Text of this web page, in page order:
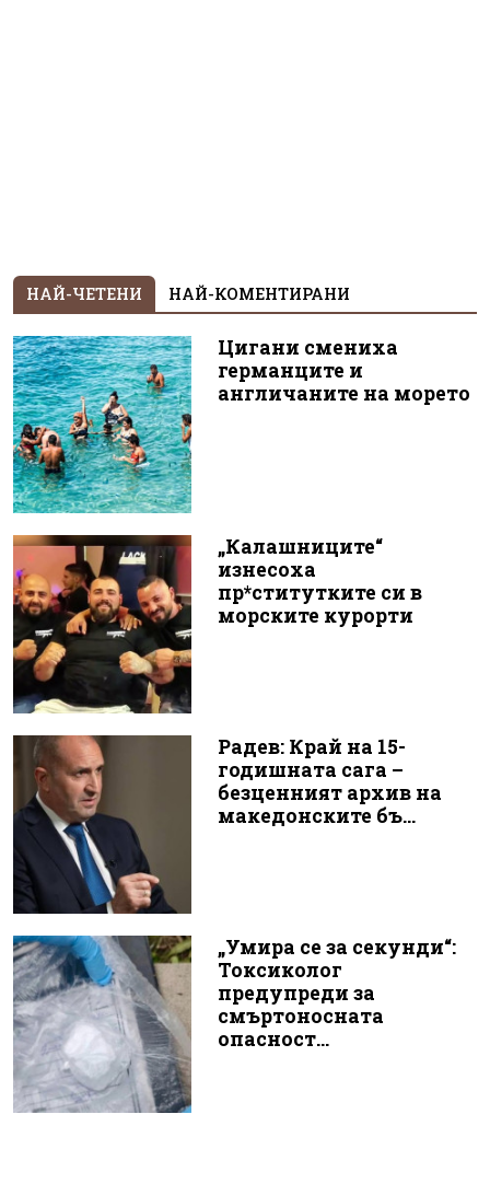
НАЙ-ЧЕТЕНИ НАЙ-КОМЕНТИРАНИ
Цигани смениха
германците и
англичаните на морето
„Калашниците“
изнесоха
пр*ститутките си в
морските курорти
Радев: Край на 15-
годишната сага –
безценният архив на
македонските бъ...
„Умира се за секунди“:
Токсиколог
предупреди за
смъртоносната
опасност...